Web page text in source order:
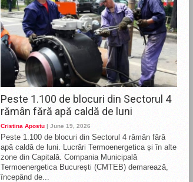
Peste 1.100 de blocuri din Sectorul 4
rămân fără apă caldă de luni
Cristina Apostu | June 19, 2026
Peste 1.100 de blocuri din Sectorul 4 rămân fără
apă caldă de luni. Lucrări Termoenergetica și în alte
zone din Capitală. Compania Municipală
Termoenergetica București (CMTEB) demarează,
începând de...